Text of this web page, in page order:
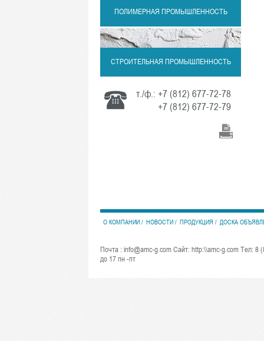
ПОЛИМЕРНАЯ ПРОМЫШЛЕННОСТЬ
СТРОИТЕЛЬНАЯ ПРОМЫШЛЕННОСТЬ
т./ф.: +7 (812) 677-72-78
+7 (812) 677-72-79
О КОМПАНИИ НОВОСТИ ПРОДУКЦИЯ ДОСКА
Почта : info@amc-g.com Сайт: http:\\amc-g.com Тел: 8
до 17 пн -пт